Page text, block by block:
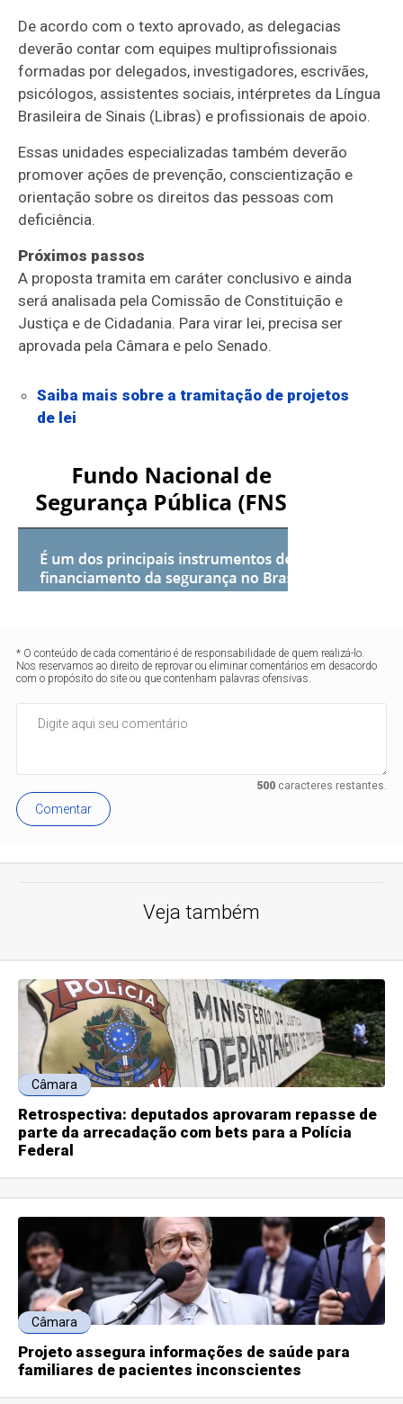
De acordo com o texto aprovado, as delegacias
deverão contar com equipes multiprofissionais
formadas por delegados, investigadores, escrivães,
psicólogos, assistentes sociais, intérpretes da Língua
Brasileira de Sinais (Libras) e profissionais de apoio.
Essas unidades especializadas também deverão
promover ações de prevenção, conscientização e
orientação sobre os direitos das pessoas com
deficiência.
Próximos passos
A proposta tramita em caráter conclusivo e ainda
será analisada pela Comissão de Constituição e
Justiça e de Cidadania. Para virar lei, precisa ser
aprovada pela Câmara e pelo Senado.
Saiba mais sobre a tramitação de projetos
de lei
* O conteúdo de cada comentário é de responsabilidade de quem realizá-lo.
Nos reservamos ao direito de reprovar ou eliminar comentários em desacordo
com o propósito do site ou que contenham palavras ofensivas.
500caracteres restantes.
Comentar
Veja também
Câmara
Retrospectiva: deputados aprovaram repasse de
parte da arrecadação com bets para a Polícia
Federal
Câmara
Projeto assegura informações de saúde para
familiares de pacientes inconscientes